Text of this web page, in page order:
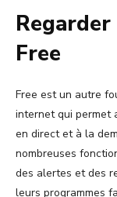
Free
Free est un autre
internet qui permet
en direct et à la
nombreuses
des alertes et des
leurs programmes